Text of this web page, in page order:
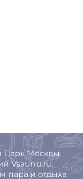
Парк Москвы
Vsaunu.ru,
пара и отдыха